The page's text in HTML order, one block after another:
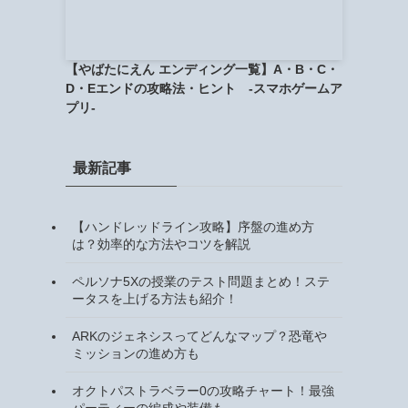
【やばたにえん エンディング一覧】A・B・C・
D・Eエンドの攻略法・ヒント -スマホゲームア
プリ-
最新記事
【ハンドレッドライン攻略】序盤の進め方
は？効率的な方法やコツを解説
ペルソナ5Xの授業のテスト問題まとめ！ステ
ータスを上げる方法も紹介！
ARKのジェネシスってどんなマップ？恐竜や
ミッションの進め方も
オクトパストラベラー0の攻略チャート！最強